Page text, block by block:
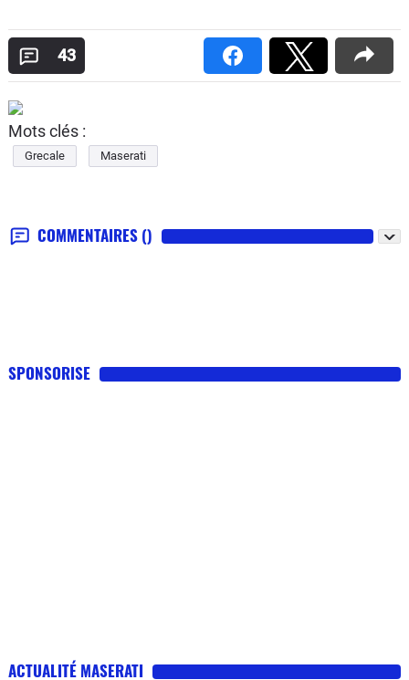
43
Mots clés :
Grecale Maserati
COMMENTAIRES ()
SPONSORISE
ACTUALITÉ MASERATI